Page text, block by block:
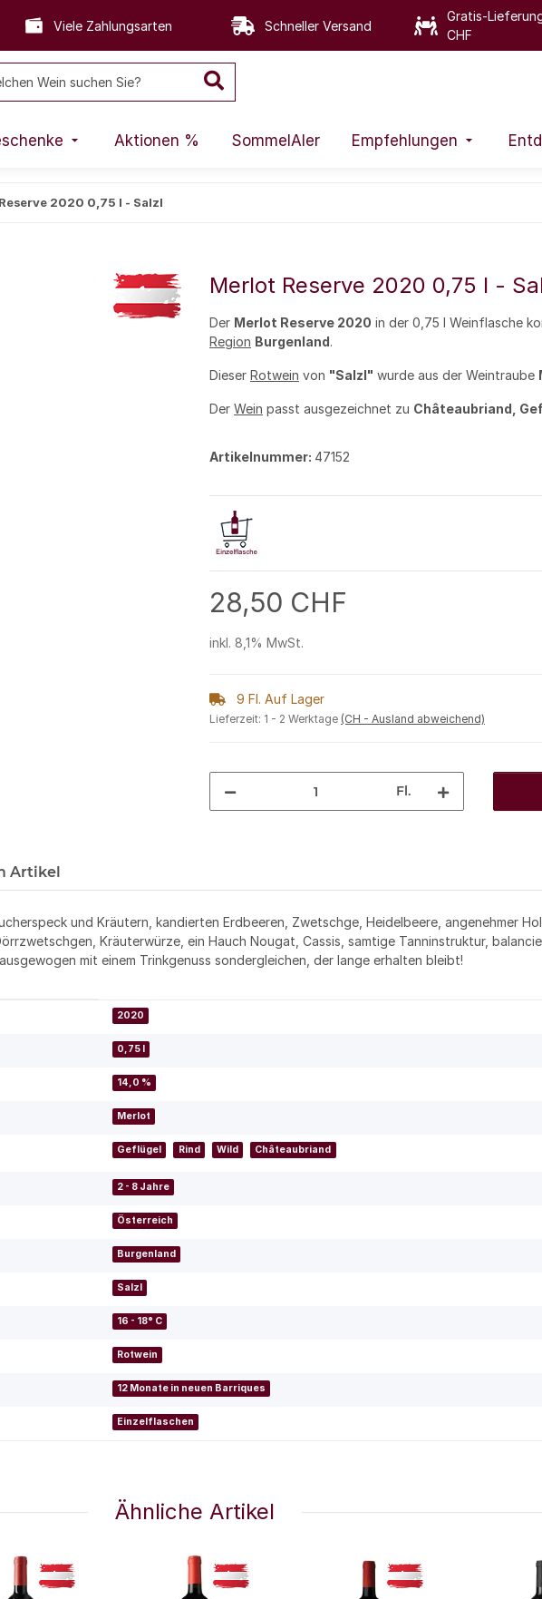
Viele Zahlungsarten Schneller Versand
Gratis-
CHF
Aktionen % SommelAIer Empfehlungen
2020 0,75 l - Salzl
Merlot Reserve 2020 0,75 l -
Der Merlot Reserve 2020 in der 0,75 l Weinflasche
Region Burgenland.
Dieser Rotwein von "Salzl" wurde aus der Weintraube
Der Wein passt ausgezeichnet zu Châteaubriand,
Artikelnummer: 47152
28,50 CHF
inkl. 8,1% MwSt.
9 Fl. Auf Lager
Lieferzeit: 1 - 2 Werktage (CH - Ausland abweichend)
Fl.
Artikel
und Kräutern, kandierten Erdbeeren, Zwetschge, Heidelbeere, angenehmer
Kräuterwürze, ein Hauch Nougat, Cassis, samtige Tanninstruktur,
mit einem Trinkgenuss sondergleichen, der lange erhalten bleibt!
2020
0,75 l
14,0 %
Merlot
Geflügel Rind Wild Châteaubriand
2 - 8 Jahre
Österreich
Burgenland
Salzl
16 - 18° C
Rotwein
12 Monate in neuen Barriques
Einzelflaschen
Ähnliche Artikel